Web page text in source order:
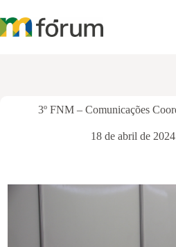
para
o
3º FNM – Comunicações
18 de abril de 2024